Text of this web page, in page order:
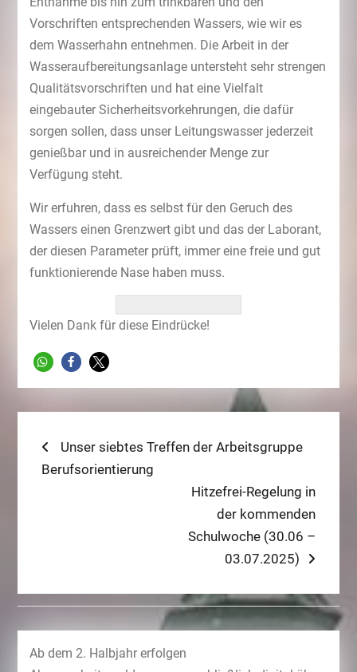
Vorschriften entsprechenden Wassers, wie wir es
dem Wasserhahn entnehmen. Die Arbeit in der
Wasseraufbereitungsanlage untersteht sehr strengen
Qualitätsvorschriften und hat eine Vielfalt
eingebauter Sicherheitsvorkehrungen, die dafür
sorgen sollen, dass unser Leitungswasser jederzeit
genießbar und in ausreichender Menge zur
Verfügung steht.
Wir erfuhren, dass es selbst für den Geruch des
Wassers einen Grenzwert gibt und das der Laborant,
der diesen Parameter prüft, immer eine freie und gut
funktionierende Nase haben muss.
Vielen Dank für diese Eindrücke!
Beitragsnavigation
Previous
post:
Unser siebtes Treffen der Arbeitsgruppe
Berufsorientierung
Next
post:
Hitzefrei-Regelung in
der kommenden
Schulwoche (30.06 –
03.07.2025)
Ab dem 2. Halbjahr erfolgen